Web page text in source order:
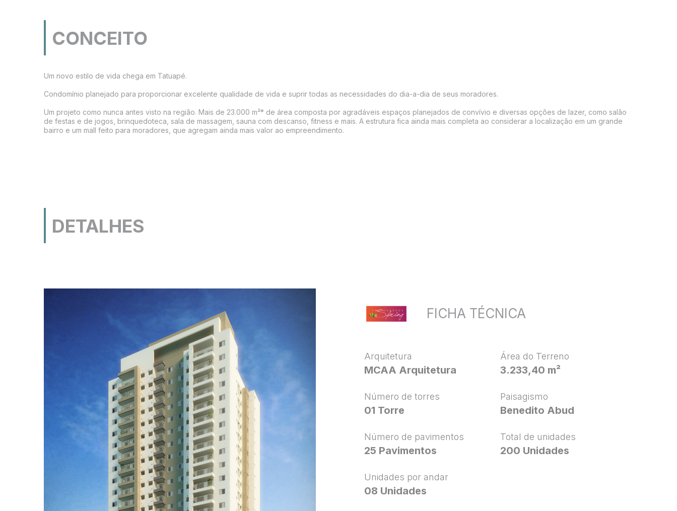
CONCEITO
Um novo estilo de vida chega em Tatuapé.
Condomínio planejado para proporcionar excelente qualidade de vida e suprir todas as necessidades do dia-a-dia de seus moradores.
Um projeto como nunca antes visto na região. Mais de 23.000 m²* de área composta por agradáveis espaços planejados de convívio e diversas opções de lazer, como salão
de festas e de jogos, brinquedoteca, sala de massagem, sauna com descanso, fitness e mais. A estrutura fica ainda mais completa ao considerar a localização em um grande
bairro e um mall feito para moradores, que agregam ainda mais valor ao empreendimento.
DETALHES
FICHA TÉCNICA
Arquitetura
MCAA Arquitetura
Área do Terreno
3.233,40 m²
Número de torres
01 Torre
Paisagismo
Benedito Abud
Número de pavimentos
25 Pavimentos
Total de unidades
200 Unidades
Unidades por andar
08 Unidades